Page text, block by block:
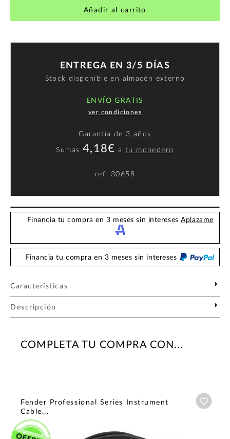
Añadir al carrito
ENTREGA EN 3/5 DÍAS
Stock disponible en almacén externo
ENVÍO GRATIS
ver condiciones
Garantía de 3 años
Sumas 4,18€ atu monedero
ref. 30658
Financia tu compra en 3 meses sin interesesAplazame
Financia tu compra en 3 meses sin intereses
Características
Descripción
COMPLETA TU COMPRA CON...
Fender Professional Series Instrument
Cable...